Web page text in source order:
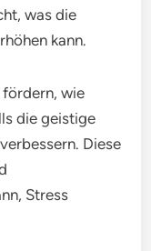
was die
kann.
wie
die geistige
Diese
Stress